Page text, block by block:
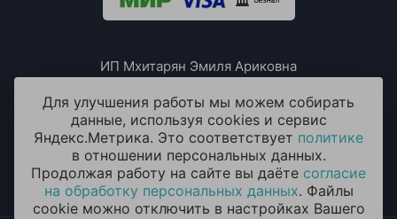
ИП Мхитарян Эмиля Ариковна
ИНН: 771385063807
ОГРН / ОГРНИП: 319508100076230
Для улучшения работы мы можем собирать
данные, используя cookies и сервис
Яндекс.Метрика. Это соответствует политике
в отношении персональных данных.
Продолжая работу на сайте вы даёте согласие
на обработку персональных данных. Файлы
cookie можно отключить в настройках Вашего